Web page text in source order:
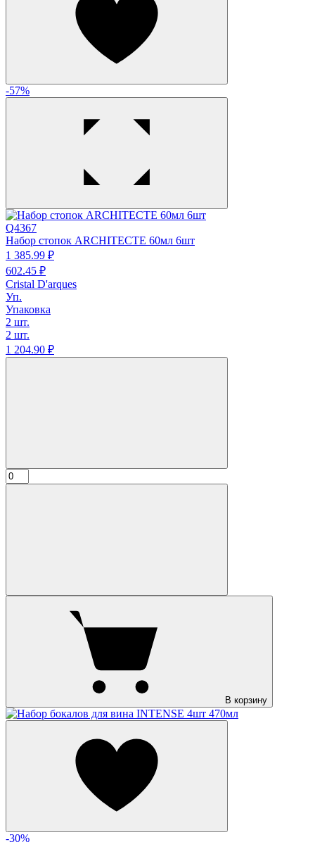
-57%
Q4367
Набор стопок ARCHITECTE 60мл 6шт
1 385.99 ₽
602.45 ₽
Cristal D'arques
Уп.
Упаковка
2 шт.
2 шт.
1 204.90 ₽
В корзину
-30%